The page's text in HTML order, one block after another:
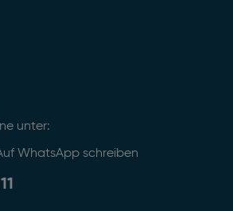
unter:
WhatsApp schreiben